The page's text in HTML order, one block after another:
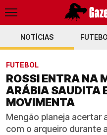
NOTÍCIAS
FUTEBOL
ROSSI ENTRA NA
ARÁBIA SAUDITA
MOVIMENTA
Mengão planeja acertar
com o arqueiro durante